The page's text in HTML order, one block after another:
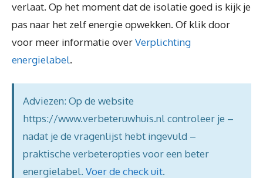
verlaat. Op het moment dat de isolatie goed is kijk je
pas naar het zelf energie opwekken. Of klik door
voor meer informatie overVerplichting
energielabel.
Adviezen: Op de website
https://www.verbeteruwhuis.nl controleer je –
nadat je de vragenlijst hebt ingevuld –
praktische verbeteropties voor een beter
energielabel. Voer de check uit.